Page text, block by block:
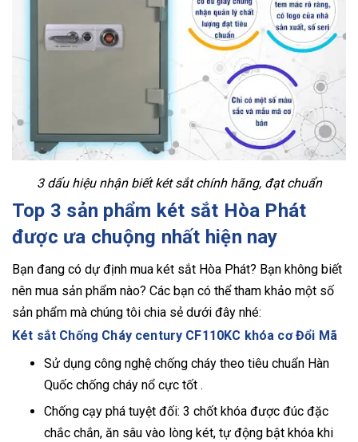
3 dấu hiệu nhận biết két sắt chính hãng, đạt chuẩn
Top 3 sản phẩm két sắt Hòa Phát
được ưa chuộng nhất hiện nay
Bạn đang có dự định mua két sắt Hòa Phát? Bạn không biết
nên mua sản phẩm nào? Các bạn có thể tham khảo một số
sản phẩm mà chúng tôi chia sẻ dưới đây nhé:
Két sắt Chống Cháy century CF110KC khóa cơ Đổi Mã
Sử dụng công nghệ chống cháy theo tiêu chuẩn Hàn
Quốc chống cháy nổ cực tốt .
Chống cạy phá tuyệt đối: 3 chốt khóa được đúc đặc
chắc chắn, ăn sâu vào lòng két, tự động bật khóa khi